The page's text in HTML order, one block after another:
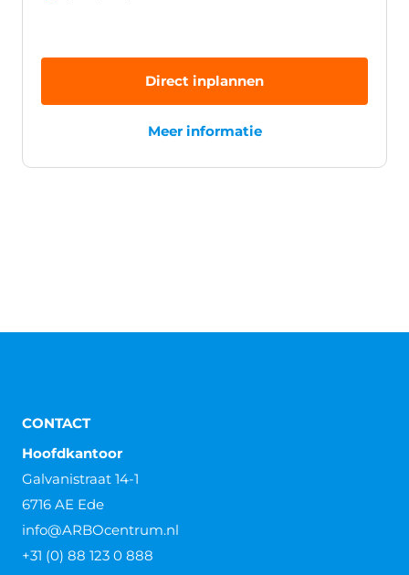
Direct inplannen
Meer informatie
CONTACT
Hoofdkantoor
Galvanistraat 14-1
6716 AE Ede
info@ARBOcentrum.nl
+31 (0) 88 123 0 888